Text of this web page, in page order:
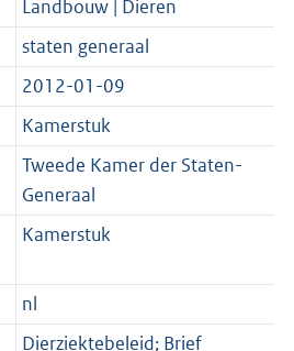
Landbouw | Dieren
staten generaal
2012-01-09
Kamerstuk
Tweede Kamer der Staten-
Generaal
Kamerstuk
nl
Dierziektebeleid; Brief